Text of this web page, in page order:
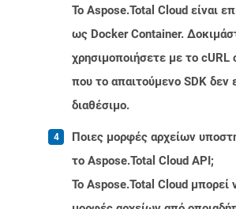
Το Aspose.Total Cloud είναι
ως Docker Container.
χρησιμοποιήσετε με το
που το απαιτούμενο SDK δεν
διαθέσιμο.
Ποιες μορφές αρχείων
το Aspose.Total Cloud API;
Το Aspose.Total Cloud μπορεί